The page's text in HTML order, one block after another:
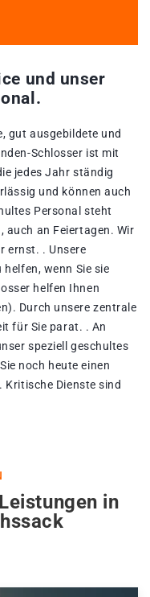
und unser
gut ausgebildete und
Schlosser ist mit
jedes Jahr ständig
und können auch
Personal steht
auch an Feiertagen. Wir
ernst. . Unsere
wenn Sie sie
helfen Ihnen
Durch unsere zentrale
für Sie parat. . An
speziell geschultes
noch heute einen
Kritische Dienste sind
in